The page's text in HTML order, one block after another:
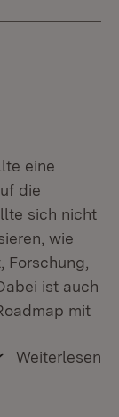
eine
die
sich nicht
wie
Forschung,
ist auch
mit
Weiterlesen